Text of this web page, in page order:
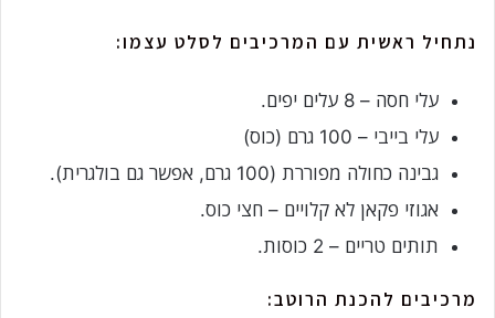
נתחיל ראשית עם המרכיבים לסלט עצמו:
עלי חסה – 8 עלים יפים.
עלי בייבי – 100 גרם (כוס)
גבינה כחולה מפוררת (100 גרם, אפשר גם בולגרית).
אגוזי פקאן לא קלויים – חצי כוס.
תותים טריים – 2 כוסות.
מרכיבים להכנת הרוטב: